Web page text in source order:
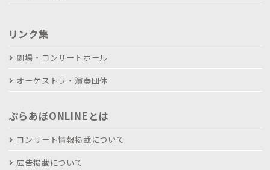
リンク集
劇場・コンサートホール
オーケストラ・演奏団体
ぶらあぼONLINEとは
コンサート情報掲載について
広告掲載について